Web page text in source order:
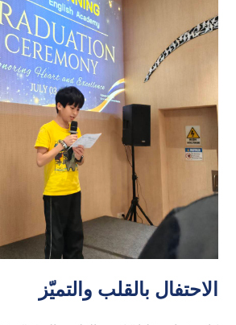
الاحتفال بالقلب والتميّز